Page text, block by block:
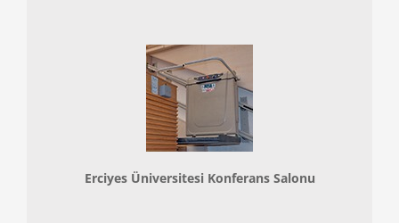
Erciyes Üniversitesi Konferans Salonu